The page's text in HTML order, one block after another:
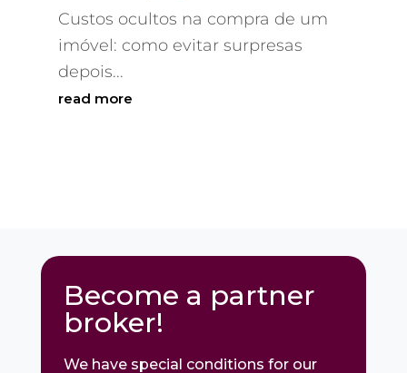
Custos ocultos na compra de um
imóvel: como evitar surpresas
depois...
read more
Become a partner
broker!
We have special conditions for our